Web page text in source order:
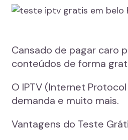
Cansado de pagar caro
conteúdos de forma
O IPTV (Internet
demanda e muito mais.
Vantagens do Teste